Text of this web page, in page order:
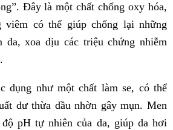
Đây là một chất chống oxy hóa,
viêm có thể giúp chống lại những
da, xoa dịu các triệu chứng nhiễm
dụng như một chất làm se, có thể
dư thừa dầu nhờn gây mụn. Men
độ pH tự nhiên của da, giúp da hơi